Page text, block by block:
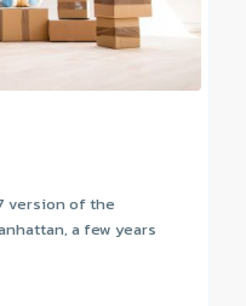
version of the
a few years